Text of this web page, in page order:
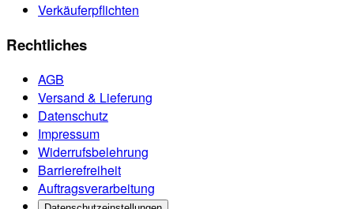
Verkäuferpflichten
Rechtliches
AGB
Versand & Lieferung
Datenschutz
Impressum
Widerrufsbelehrung
Barrierefreiheit
Auftragsverarbeitung